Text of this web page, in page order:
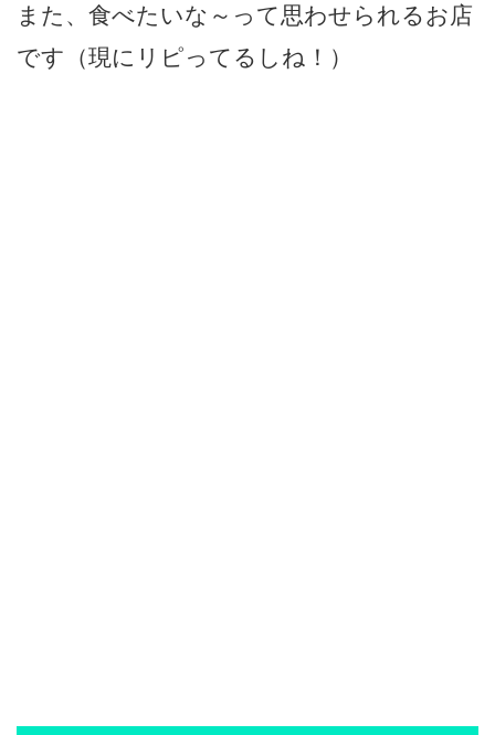
また、食べたいな～って思わせられるお店
です（現にリピってるしね！）